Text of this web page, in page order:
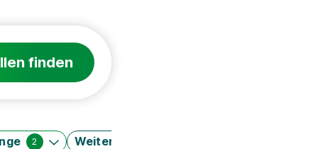
finden
2 Weitere Filter